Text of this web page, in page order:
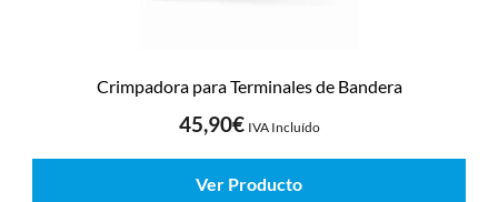
Crimpadora para Terminales de Bandera
45,90€ IVA Incluído
Ver Producto